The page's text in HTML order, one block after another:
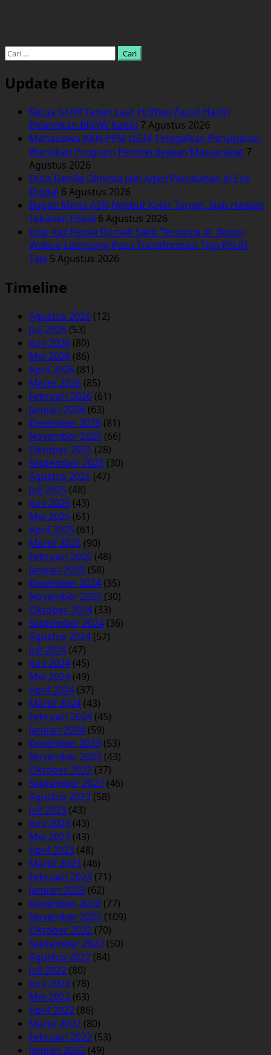
Cari
Update Berita
Ketua GOW Tanah Laut Hj Wiwi Zazuli Hadiri
Pelantikan BKOW Kalsel 7 Agustus 2026
Mahasiswa KKN-PPM UGM Tinggalkan Panyipatan,
Wariskan Program Pemberdayaan Masyarakat 7
Agustus 2026
Duta GenRe Diminta Jadi Agen Perubahan di Era
Digital 6 Agustus 2026
Bupati Minta ASN Ngebut Kejar Target, Siap Hadapi
Tekanan Fiskal 6 Agustus 2026
Usai Kaji Kelola Rumah Sakit Ternama di Bogor,
Wabup Langsung Pacu Transformasi Tiga RSUD
Tala 5 Agustus 2026
Timeline
Agustus 2026 (12)
Juli 2026 (53)
Juni 2026 (80)
Mei 2026 (86)
April 2026 (81)
Maret 2026 (85)
Februari 2026 (61)
Januari 2026 (63)
Desember 2025 (81)
November 2025 (66)
Oktober 2025 (28)
September 2025 (30)
Agustus 2025 (47)
Juli 2025 (48)
Juni 2025 (43)
Mei 2025 (61)
April 2025 (61)
Maret 2025 (90)
Februari 2025 (48)
Januari 2025 (58)
Desember 2024 (35)
November 2024 (30)
Oktober 2024 (33)
September 2024 (36)
Agustus 2024 (57)
Juli 2024 (47)
Juni 2024 (45)
Mei 2024 (49)
April 2024 (37)
Maret 2024 (43)
Februari 2024 (45)
Januari 2024 (59)
Desember 2023 (53)
November 2023 (43)
Oktober 2023 (37)
September 2023 (46)
Agustus 2023 (58)
Juli 2023 (43)
Juni 2023 (43)
Mei 2023 (43)
April 2023 (48)
Maret 2023 (46)
Februari 2023 (71)
Januari 2023 (62)
Desember 2022 (77)
November 2022 (109)
Oktober 2022 (70)
September 2022 (50)
Agustus 2022 (84)
Juli 2022 (80)
Juni 2022 (78)
Mei 2022 (63)
April 2022 (86)
Maret 2022 (80)
Februari 2022 (53)
Januari 2022 (49)